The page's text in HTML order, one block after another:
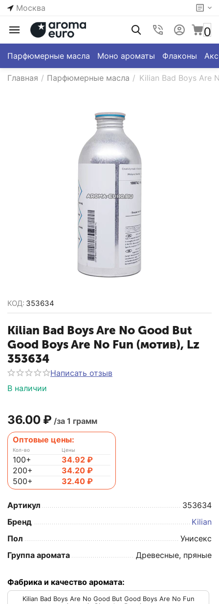
Москва
0
Парфюмерные масла Моно ароматы Флаконы
Главная / Парфюмерные масла / Kilian Bad Boys Are
КОД: 353634
Kilian Bad Boys Are No Good But
Good Boys Are No Fun (мотив), Lz
353634
Написать отзыв
В наличии
36.00 ₽ /за 1 грамм
Оптовые цены:
Кол-во
100+
200+
500+
Цены
34.92 ₽
34.20 ₽
32.40 ₽
Артикул
353634
Бренд
Kilian
Пол
Унисекс
Группа аромата
Древесные, пряные
Фабрика и качество аромата:
Kilian Bad Boys Are No Good But Good Boys Are No Fun